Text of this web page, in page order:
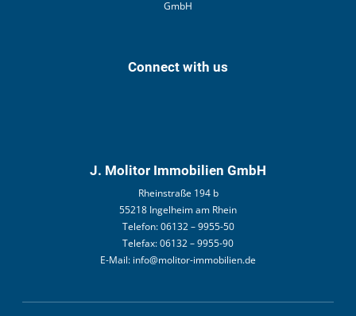
Connect with us
J. Molitor Immobilien GmbH
Rheinstraße 194 b
55218 Ingelheim am Rhein
Telefon:06132 – 9955-50
Telefax:06132 – 9955-90
E-Mail: info@molitor-immobilien.de